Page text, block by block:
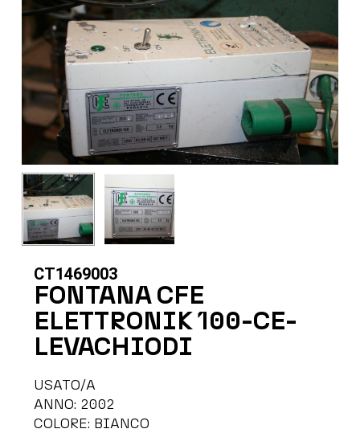
CT1469003
FONTANA CFE
ELETTRONIK 100-CE-
LEVACHIODI
USATO/A
ANNO: 2002
COLORE: BIANCO